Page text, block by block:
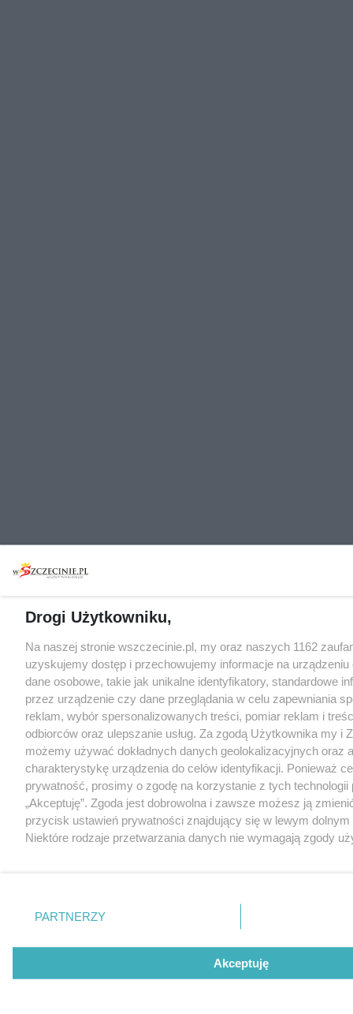
Drogi Użytkowniku,
Na naszej stronie wszczecinie.pl, my oraz naszych 1162
uzyskujemy dostęp i przechowujemy informacje na
dane osobowe, takie jak unikalne identyfikatory, standardowe
przez urządzenie czy dane przeglądania w celu zapewniania
reklam, wybór spersonalizowanych treści, pomiar reklam i
odbiorców oraz ulepszanie usług. Za zgodą Użytkownika my i
możemy używać dokładnych danych geolokalizacyjnych oraz
charakterystykę urządzenia do celów identyfikacji. Ponieważ
prywatność, prosimy o zgodę na korzystanie z tych technologii
„Akceptuję”. Zgoda jest dobrowolna i zawsze możesz ją
przycisk ustawień prywatności znajdujący się w lewym
Niektóre rodzaje przetwarzania danych nie wymagają zgody
Zapoznaj się z poniższymi informacjami, abyś mógł
korzystać z naszych serwisów internetowych. Szczegółowe
PARTNERZY
Akceptuję